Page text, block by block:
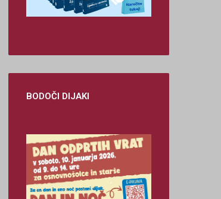
BODOČI DIJAKI